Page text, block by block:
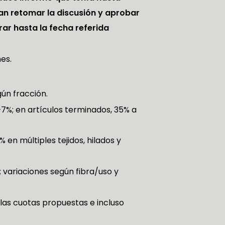
retomar la discusión y aprobar
hasta la fecha referida
fracción.
en artículos terminados, 35% a
en múltiples tejidos, hilados y
según fibra/uso y
cuotas propuestas e incluso